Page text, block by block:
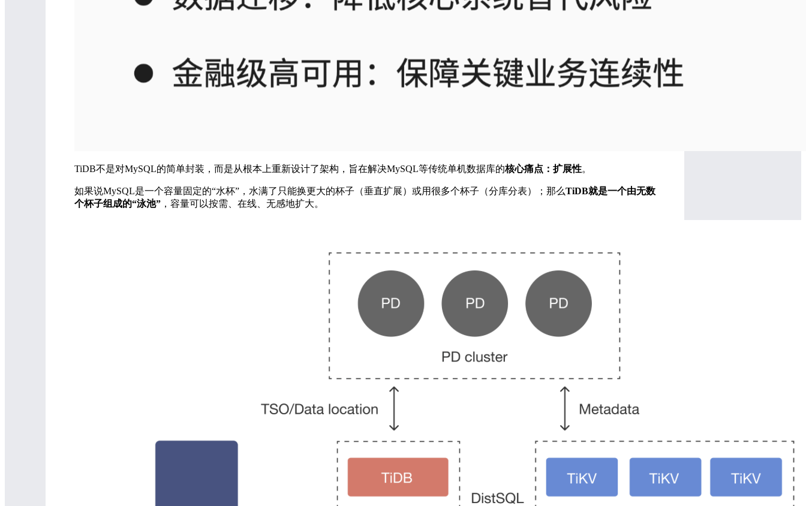
TiDB不是对MySQL的简单封装，而是从根本上重新设计了架构，旨在解决MySQL等传统单机数据库的核心痛点：扩展性。
如果说MySQL是一个容量固定的“水杯”，水满了只能换更大的杯子（垂直扩展）或用很多个杯子（分库分表）；那么TiDB就是一个由无数
个杯子组成的“泳池” ，容量可以按需、在线、无感地扩大。